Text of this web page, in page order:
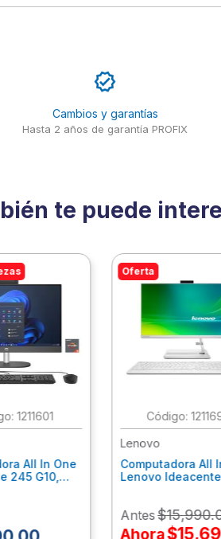
Cambios y garantías
Hasta 2 años de garantía PROFIX
te puede
:1211601
All In One
245 G10,
Oferta
:
Lenovo
Computadora All
Lenovo
Fhd, Win11 Home
F0G1014Nld
Antes$15,990.
Ahora$15,